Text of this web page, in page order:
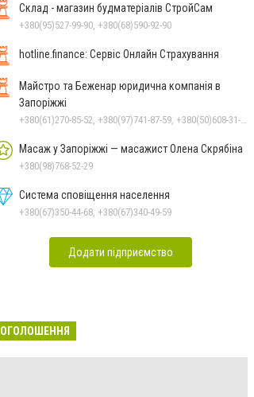
Склад - магазин будматеріалів СтройСам
+380(95)527-99-90, +380(68)590-92-90
hotline.finance: Сервіс Онлайн Страхування
Майстро та Беженар юридична компанія в
Запоріжжі
Масаж у Запоріжжі — масажист Олена Скрябіна
+380(98)768-52-29
Система сповіщення населення
+380(67)350-44-68, +380(67)340-49-59
Додати підприємство
ОГОЛОШЕННЯ